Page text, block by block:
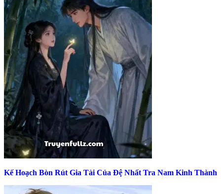
Kế Hoạch Bòn Rút Gia Tài Của Đệ Nhất Tra Nam Kinh Thành